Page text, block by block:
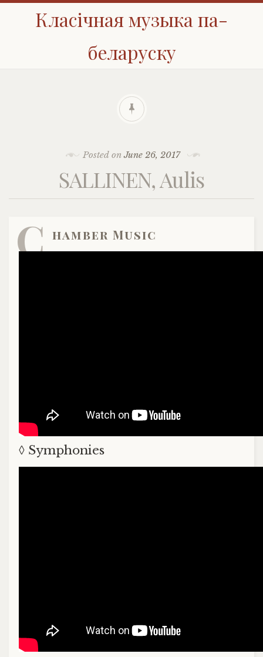
Класічная музыка па-
беларуску
Posted onJune 26, 2017
SALLINEN, Aulis
C hamber Music
◊ Symphonies